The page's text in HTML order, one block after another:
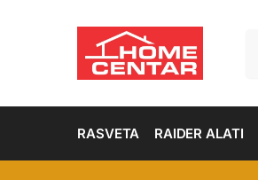
RASVETA RAIDER ALATI